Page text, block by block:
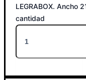
LEGRABOX. Ancho
cantidad